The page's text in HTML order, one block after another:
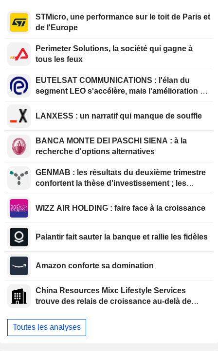
STMicro, une performance sur le toit de Paris et
de l'Europe
Perimeter Solutions, la société qui gagne à
tous les feux
EUTELSAT COMMUNICATIONS : l'élan du
segment LEO s'accélère, mais l'amélioration de
LANXESS : un narratif qui manque de souffle
BANCA MONTE DEI PASCHI SIENA : à la
recherche d'options alternatives
GENMAB : les résultats du deuxième trimestre
confortent la thèse d'investissement ; les
WIZZ AIR HOLDING : faire face à la croissance
Palantir fait sauter la banque et rallie les fidèles
Amazon conforte sa domination
China Resources Mixc Lifestyle Services
trouve des relais de croissance au-delà de
Toutes les analyses